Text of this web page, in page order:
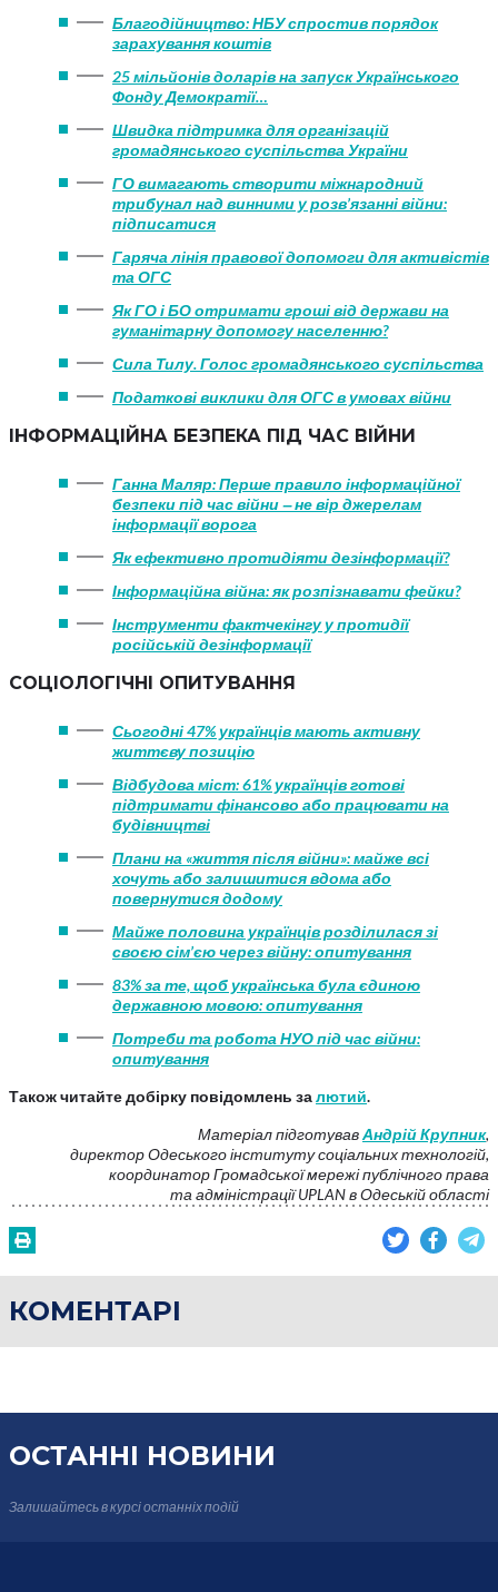
Благодійництво: НБУ спростив порядок
зарахування коштів
25 мільйонів доларів на запуск Українського
Фонду Демократії…
Швидка підтримка для організацій
громадянського суспільства України
ГО вимагають створити міжнародний
трибунал над винними у розв’язанні війни:
підписатися
Гаряча лінія правової допомоги для активістів
та ОГС
Як ГО і БО отримати гроші від держави на
гуманітарну допомогу населенню?
Сила Тилу. Голос громадянського суспільства
Податкові виклики для ОГС в умовах війни
ІНФОРМАЦІЙНА БЕЗПЕКА ПІД ЧАС ВІЙНИ
Ганна Маляр: Перше правило інформаційної
безпеки під час війни ‒ не вір джерелам
інформації ворога
Як ефективно протидіяти дезінформації?
Інформаційна війна: як розпізнавати фейки?
Інструменти фактчекінгу у протидії
російській дезінформації
СОЦІОЛОГІЧНІ ОПИТУВАННЯ
Сьогодні 47% українців мають активну
життєву позицію
Відбудова міст: 61% українців готові
підтримати фінансово або працювати на
будівництві
Плани на «життя після війни»: майже всі
хочуть або залишитися вдома або
повернутися додому
Майже половина українців розділилася зі
своєю сім’єю через війну: опитування
83% за те, щоб українська була єдиною
державною мовою: опитування
Потреби та робота НУО під час війни:
опитування
Також читайте добірку повідомлень залютий.
Матеріал підготувавАндрій Крупник,
директор Одеського інституту соціальних технологій,
координатор Громадської мережі публічного права
та адміністрації UPLAN в Одеській області
КОМЕНТАРІ
ОСТАННІ НОВИНИ
Залишайтесь в курсіостанніх подій